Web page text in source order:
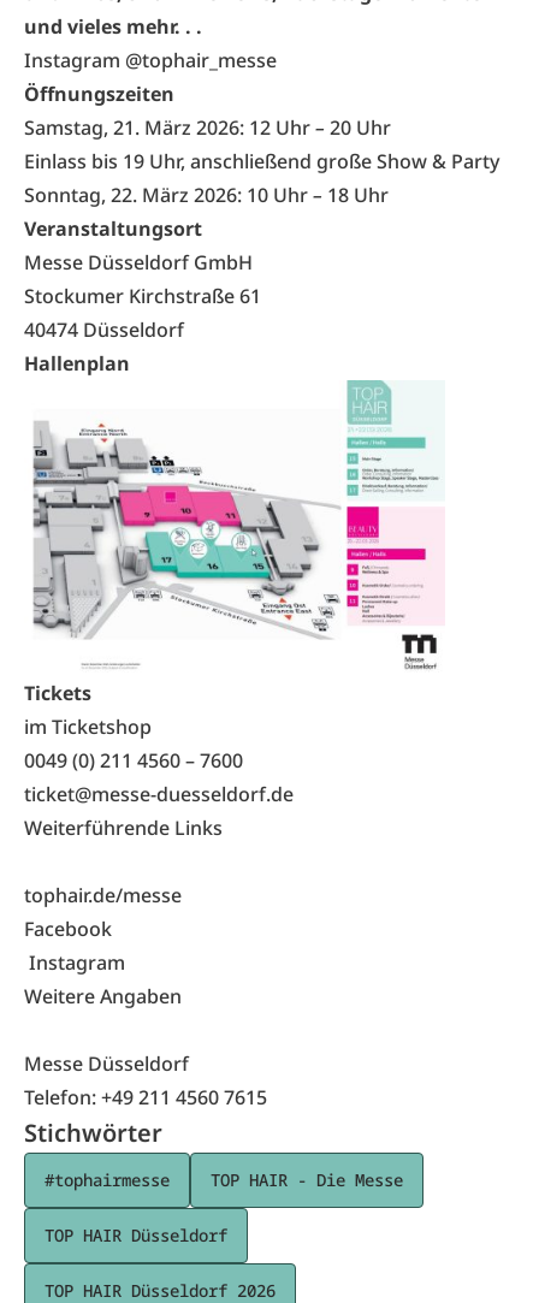
und vieles mehr. . .
Instagram @tophair_messe
Öffnungszeiten
Samstag, 21. März 2026: 12 Uhr– 20 Uhr
Einlass bis 19 Uhr, anschließend große Show & Party
Sonntag, 22. März 2026: 10 Uhr– 18 Uhr
Veranstaltungsort
Messe Düsseldorf GmbH
Stockumer Kirchstraße 61
40474 Düsseldorf
Hallenplan
Tickets
im Ticketshop
0049 (0) 211 4560 – 7600
ticket@messe-duesseldorf.de
Weiterführende Links
tophair.de/messe
Facebook
Instagram
Weitere Angaben
Messe Düsseldorf
Telefon: +49 211 4560 7615
Stichwörter
#tophairmesse TOP HAIR - Die Messe
TOP HAIR Düsseldorf
TOP HAIR Düsseldorf 2026